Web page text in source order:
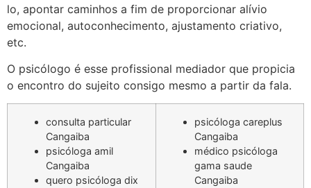
lo, apontar caminhos a fim de proporcionar alívio
emocional, autoconhecimento, ajustamento criativo,
etc.
O psicólogo é esse profissional mediador que propicia
o encontro do sujeito consigo mesmo a partir da fala.
consulta particular
Cangaiba
psicóloga amil
Cangaiba
quero psicóloga dix
psicóloga careplus
Cangaiba
médico psicóloga
gama saude
Cangaiba